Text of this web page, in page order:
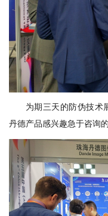
为期三天的防伪技术
丹德产品感兴趣急于咨询